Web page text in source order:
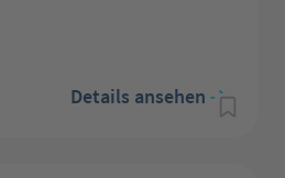
Details ansehen